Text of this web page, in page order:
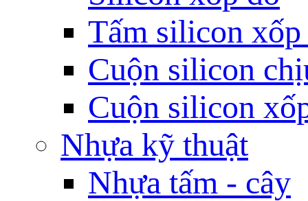
Tấm silicon xốp
Cuộn silicon
Cuộn silicon
Nhựa kỹ thuật
Nhựa tấm - cây